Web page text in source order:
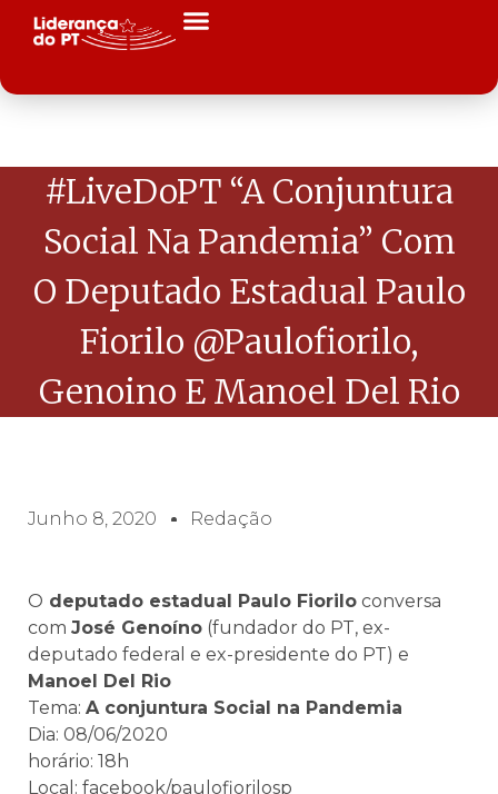
#LiveDoPT “A Conjuntura
Social Na Pandemia” Com
O Deputado Estadual Paulo
Fiorilo @paulofiorilo,
Genoino E Manoel Del Rio
Junho 8, 2020 Redação
O deputado estadual Paulo Fiorilo conversa
com José Genoíno (fundador do PT, ex-
deputado federal e ex-presidente do PT) e
Manoel Del Rio
Tema: A conjuntura Social na Pandemia
Dia: 08/06/2020
horário: 18h
Local: facebook/paulofiorilosp